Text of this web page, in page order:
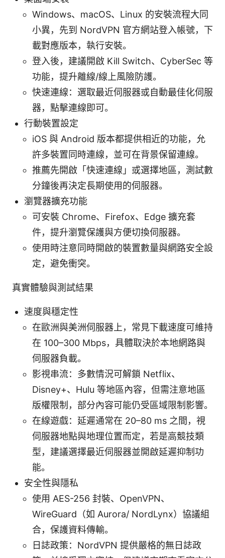
Windows、macOS、Linux 的安裝流程大同
小異，先到 NordVPN 官方網站登入帳號，下
載對應版本，執行安裝。
登入後，建議開啟 Kill Switch、CyberSec 等
功能，提升離線/線上風險防護。
快速連線：選取最近伺服器或自動最佳化伺服
器，點擊連線即可。
行動裝置設定
iOS 與 Android 版本都提供相近的功能，允
許多裝置同時連線，並可在背景保留連線。
推薦先開啟「快速連線」或選擇地區，測試數
分鐘後再決定長期使用的伺服器。
瀏覽器擴充功能
可安裝 Chrome、Firefox、Edge 擴充套
件，提升瀏覽保護與方便切換伺服器。
使用時注意同時開啟的裝置數量與網路安全設
定，避免衝突。
真實體驗與測試結果
速度與穩定性
在歐洲與美洲伺服器上，常見下載速度可維持
在 100–300 Mbps，具體取決於本地網路與
伺服器負載。
影視串流：多數情況可解鎖 Netflix、
Disney+、Hulu 等地區內容，但需注意地區
版權限制，部分內容可能仍受區域限制影響。
在線遊戲：延遲通常在 20–80 ms 之間，視
伺服器地點與地理位置而定，若是高競技類
型，建議選擇最近伺服器並開啟延遲抑制功
能。
安全性與隱私
使用 AES-256 封裝、OpenVPN、
WireGuard（如 Aurora/ NordLynx）協議組
合，保護資料傳輸。
日誌政策：NordVPN 提供嚴格的無日誌政